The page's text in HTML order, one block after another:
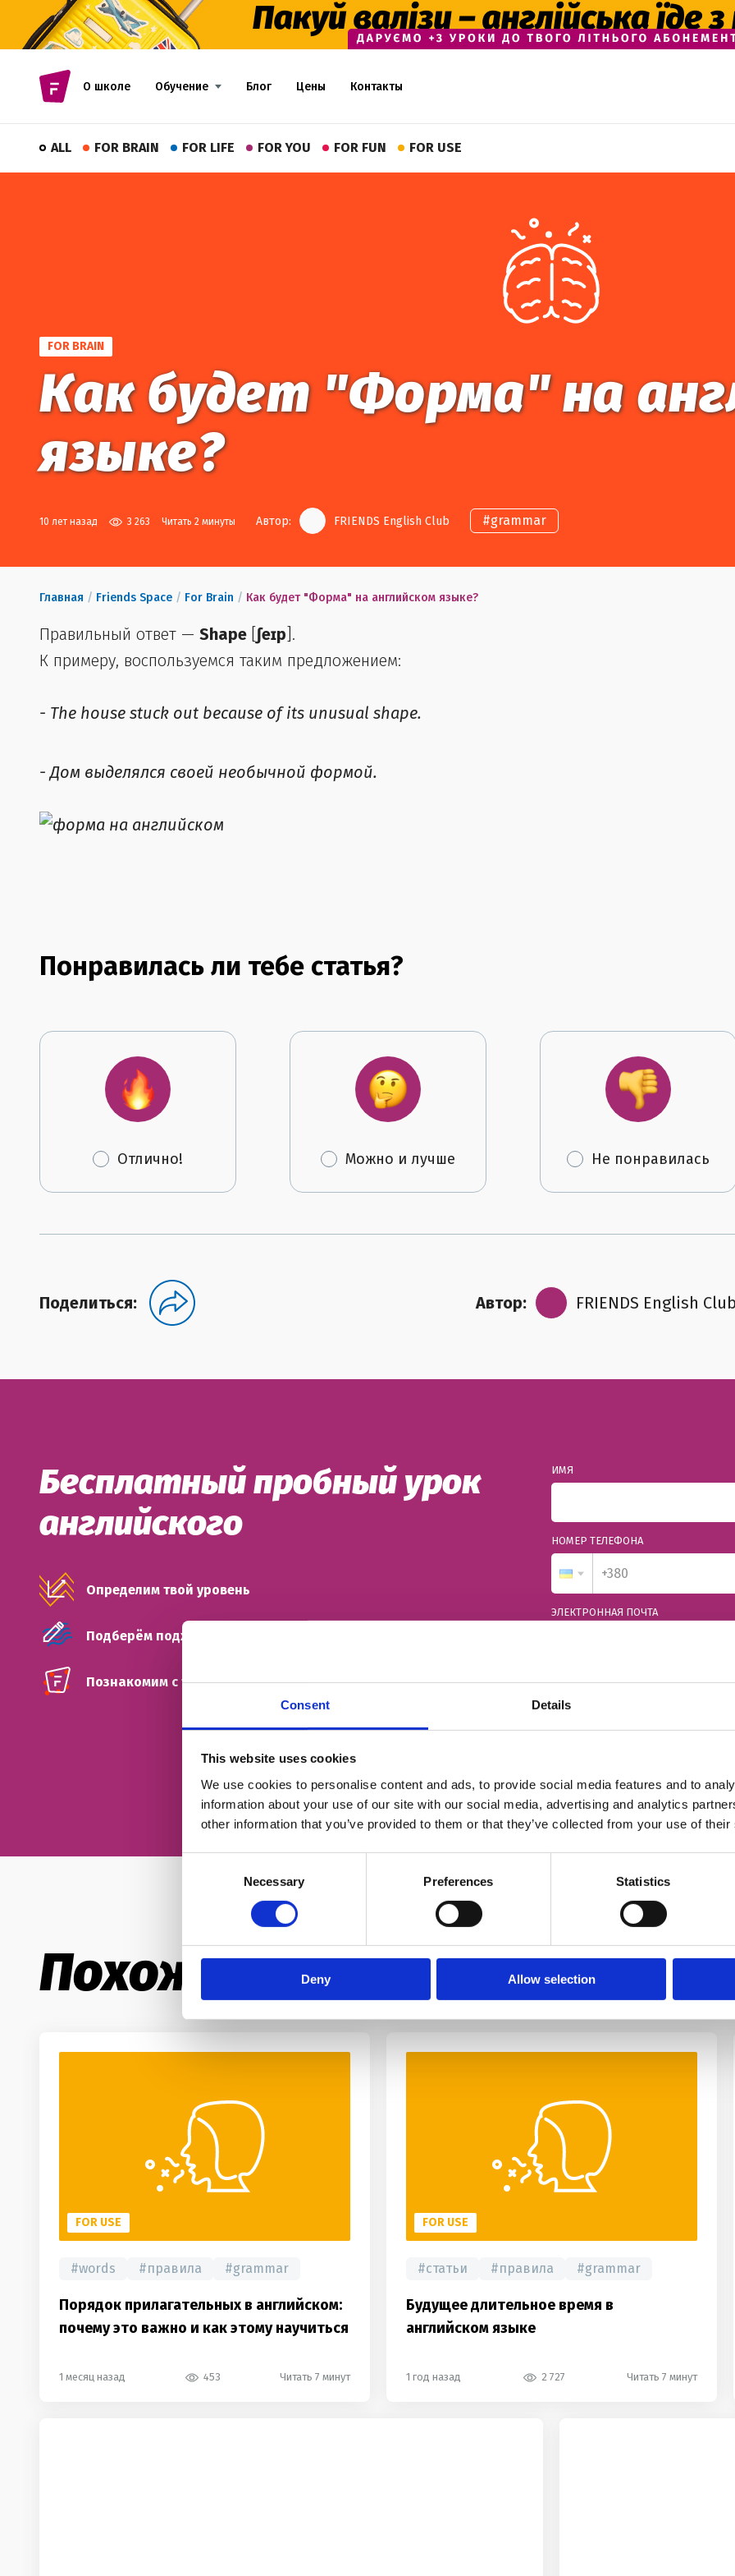
Consent Details
This website uses cookies
We use cookies to personalise content and ads, to provide social media features and to
information about your use of our site with our social media, advertising and analytics
other information that you’ve provided to them or that they’ve collected from your use of
Necessary Preferences Statistics
Deny Allow selection
О школе Обучение Блог Цены Контакты
ALL FOR BRAIN FOR LIFE FOR YOU FOR FUN FOR USE
FOR BRAIN
Как будет "Форма" на
языке?
10 лет назад 3 263 Читать 2 минуты Автор: FRIENDS English Club #grammar
Главная / Friends Space / For Brain / Как будет "Форма" на английском языке?
Правильный ответ — Shape ʃeɪp ].
К примеру, воспользуемся таким предложением:
- The house stuck out because of its unusual shape.
- Дом выделялся своей необычной формой.
Понравилась ли тебе статья?
Отлично! Можно и лучше Не понравилась
Поделиться: Автор: FRIENDS English
Бесплатный пробный урок
английского
Определим твой уровень
Подберём подходящий тип занятий
Познакомим с твоим будущим френд-тичером
ИМЯ
НОМЕР ТЕЛЕФОНА
ЭЛЕКТРОННАЯ ПОЧТА
Похожие статьи
FOR USE
#words #правила #grammar
Порядок прилагательных в английском:
почему это важно и как этому научиться
1 месяц назад 453 Читать 7 минут
FOR USE
#статьи #правила #grammar
Будущее длительное время в
английском языке
1 год назад 2 727 Читать 7 минут